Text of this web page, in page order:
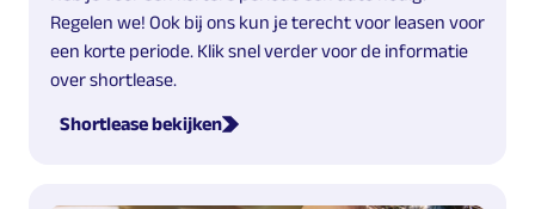
Regelen we! Ook bij ons kun je terecht voor leasen voor
een korte periode. Klik snel verder voor de informatie
over shortlease.
Shortlease bekijken